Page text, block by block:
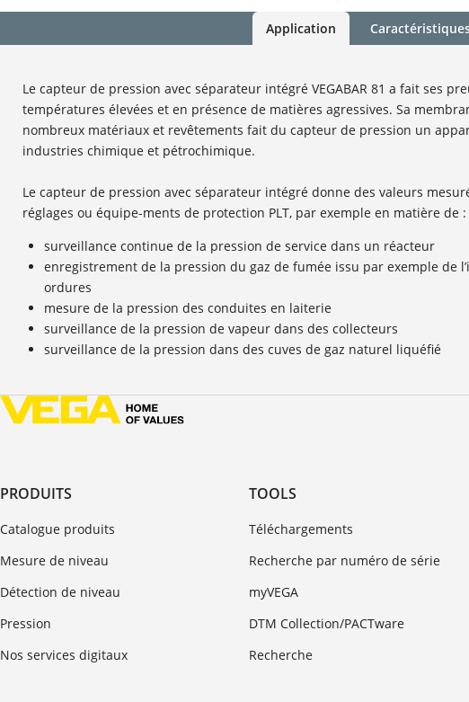
Application
Le capteur de pression avec séparateur intégré VEGABAR 81 a fait ses
températures élevées et en présence de matières agressives. Sa
nombreux matériaux et revêtements fait du capteur de pression un
industries chimique et pétrochimique.
Le capteur de pression avec séparateur intégré donne des valeurs
réglages ou équipe-ments de protection PLT, par exemple en matière de :
surveillance continue de la pression de service dans un réacteur
enregistrement de la pression du gaz de fumée issu par exemple de
ordures
mesure de la pression des conduites en laiterie
surveillance de la pression de vapeur dans des collecteurs
surveillance de la pression dans des cuves de gaz naturel liquéfié
PRODUITS
Catalogue produits
Mesure de niveau
Détection de niveau
Pression
Nos services digitaux
TOOLS
Téléchargements
Recherche par numéro de série
myVEGA
DTM Collection/PACTware
Recherche